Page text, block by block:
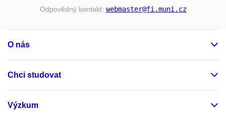
Odpovědný kontakt: webmaster@fi.muni.cz
O nás
Chci studovat
Výzkum